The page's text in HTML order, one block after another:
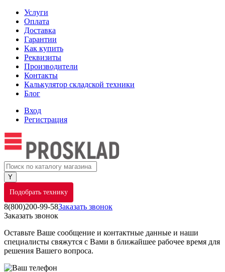
Услуги
Оплата
Доставка
Гарантии
Как купить
Реквизиты
Производители
Контакты
Калькулятор складской техники
Блог
Вход
Регистрация
Подобрать технику
8(800)200-99-58Заказать звонок
Заказать звонок
Оставьте Ваше сообщение и контактные данные и наши
специалисты свяжутся с Вами в ближайшее рабочее время для
решения Вашего вопроса.